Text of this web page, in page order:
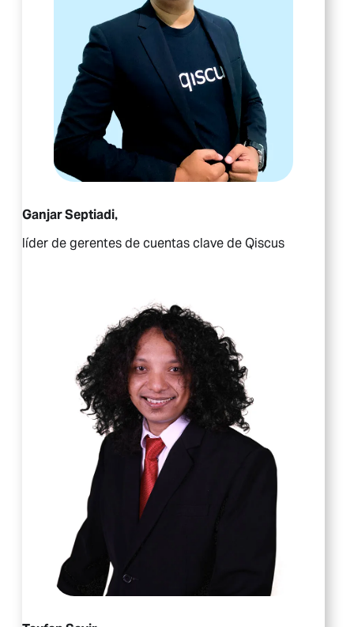
Ganjar Septiadi,
líder de gerentes de cuentas clave de Qiscus